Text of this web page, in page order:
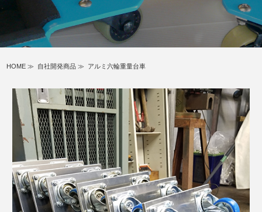
HOME ≫ 自社開発商品 ≫ アルミ六輪重量台車